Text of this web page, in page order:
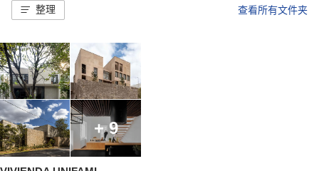
整理 查看所有文件夹
+ 9